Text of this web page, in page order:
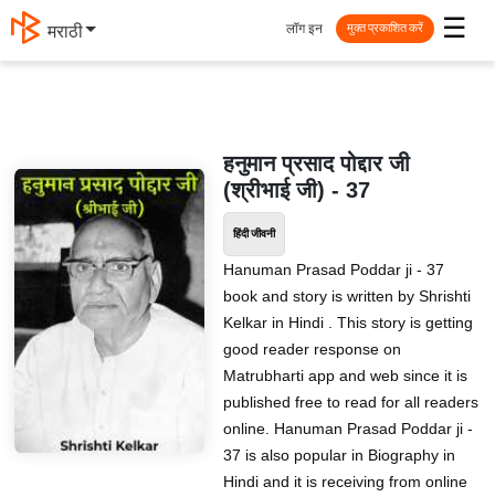
मराठी ☰
लॉग इन मुक्त प्रकाशित करें
हनुमान प्रसाद पोद्दार जी
(श्रीभाई जी) - 37
हिंदी जीवनी
Hanuman Prasad Poddar ji - 37
book and story is written by Shrishti
Kelkar in Hindi . This story is getting
good reader response on
Matrubharti app and web since it is
published free to read for all readers
online. Hanuman Prasad Poddar ji -
37 is also popular in Biography in
Hindi and it is receiving from online